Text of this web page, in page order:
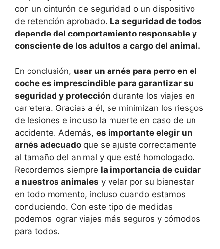
con un cinturón de seguridad o un dispositivo
de retención aprobado. La seguridad de todos
depende del comportamiento responsable y
consciente de los adultos a cargo del animal.
En conclusión, usar un arnés para perro en el
coche es imprescindible para garantizar su
seguridad y protección durante los viajes en
carretera. Gracias a él, se minimizan los riesgos
de lesiones e incluso la muerte en caso de un
accidente. Además, es importante elegir un
arnés adecuado que se ajuste correctamente
al tamaño del animal y que esté homologado.
Recordemos siempre la importancia de cuidar
a nuestros animales y velar por su bienestar
en todo momento, incluso cuando estamos
conduciendo. Con este tipo de medidas
podemos lograr viajes más seguros y cómodos
para todos.